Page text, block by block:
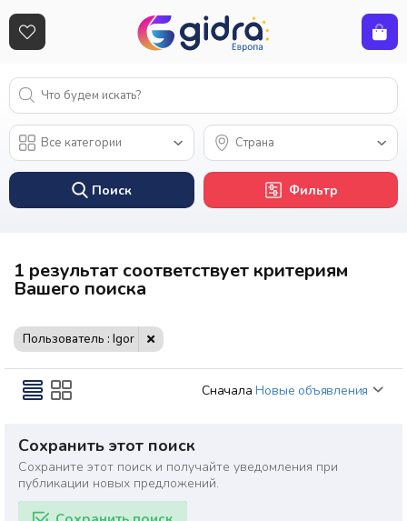
Поиск Фильтр
1 результат соответствует критериям
Вашего поиска
Пользователь : Igor
Сначала Новые объявления
Сохранить этот поиск
Сохраните этот поиск и получайте уведомления при
публикации новых предложений.